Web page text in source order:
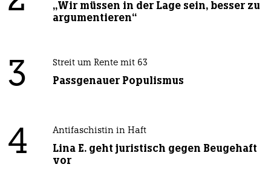
„Wir müssen in der Lage sein, besser zu
argumentieren“
3 Streit um Rente mit 63
Passgenauer Populismus
4 Antifaschistin in Haft
Lina E. geht juristisch gegen Beugehaft
vor